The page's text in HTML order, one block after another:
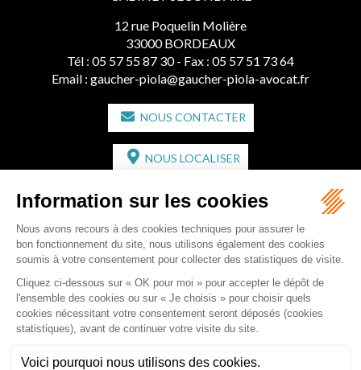
12 rue Poquelin Molière
33000 BORDEAUX
Tél : 05 57 55 87 30 - Fax : 05 57 51 73 64
Email : gaucher-piola@gaucher-piola-avocat.fr
NOUS CONTACTER
NOUS LOCALISER
CABINET SECONDAIRE
2 bis Avenue de l'Europe
33350 ST MAGNE-DE-CASTILLON
Tél :05 57 55 87 30 - Fax : 05 57 51 73 64
Email :gaucher-piola@gaucher-piola-avocat.fr
NOUS CONTACTER
NOUS LOCALISER